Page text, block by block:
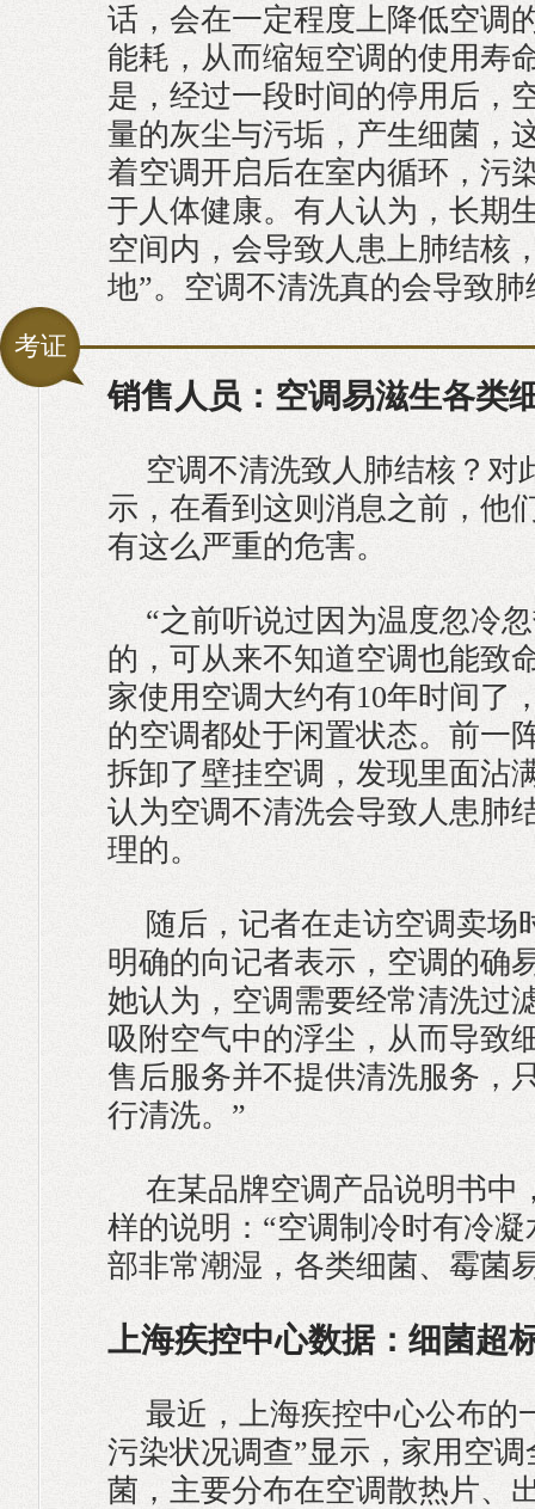
话，会在一定程度上降低空调
能耗，从而缩短空调的使用寿
是，经过一段时间的停用后，
量的灰尘与污垢，产生细菌，
着空调开启后在室内循环，污
于人体健康。有人认为，长期
空间内，会导致人患上肺结核
地”。空调不清洗真的会导致肺
考证
销售人员：空调易滋生各类
空调不清洗致人肺结核？对
示，在看到这则消息之前，他
有这么严重的危害。
“之前听说过因为温度忽冷
的，可从来不知道空调也能致
家使用空调大约有10年时间了
的空调都处于闲置状态。前一
拆卸了壁挂空调，发现里面沾
认为空调不清洗会导致人患肺
理的。
随后，记者在走访空调卖场
明确的向记者表示，空调的确
她认为，空调需要经常清洗过
吸附空气中的浮尘，从而导致
售后服务并不提供清洗服务，
行清洗。”
在某品牌空调产品说明书中
样的说明：“空调制冷时有冷
部非常潮湿，各类细菌、霉
上海疾控中心数据：细菌超
最近，上海疾控中心公布的
污染状况调查”显示，家用空
菌，主要分布在空调散热片、